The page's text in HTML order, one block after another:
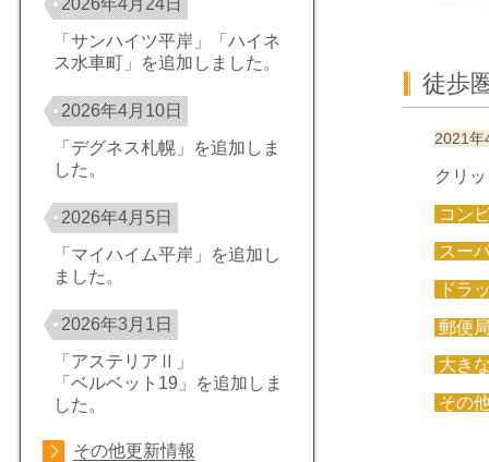
徒歩
2021年
クリ
コン
スー
ドラ
郵便
大き
その
2026年4月24日
「サンハイツ平岸」「ハイネ
ス水車町」を追加しました。
2026年4月10日
「デグネス札幌」を追加しま
した。
2026年4月5日
「マイハイム平岸」を追加し
ました。
2026年3月1日
「アステリアⅡ」
「ベルベット19」を追加しま
した。
その他更新情報